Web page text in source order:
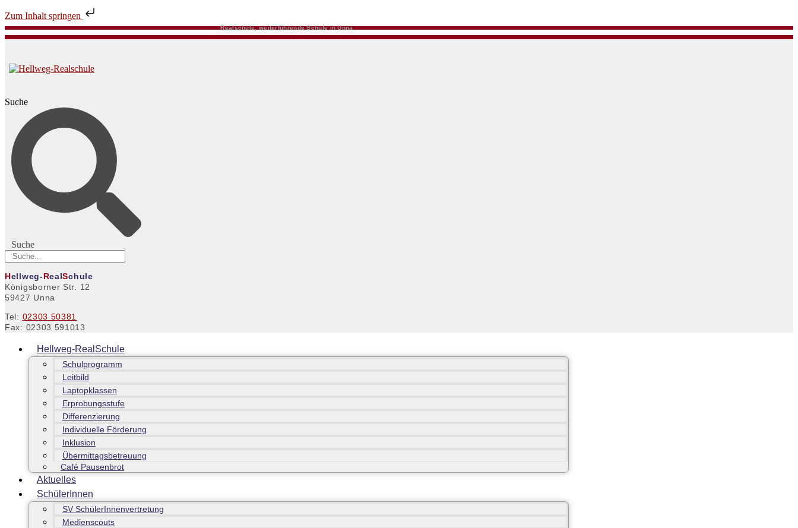
Zum Inhalt springen
Realschule, weiterführende Schule in Unna
Suche
Suche
Hellweg-RealSchule
Königsborner Str. 12
59427 Unna
Tel: 02303 50381
Fax: 02303 591013
Hellweg-RealSchule
Schulprogramm
Leitbild
Laptopklassen
Erprobungsstufe
Differenzierung
Individuelle Förderung
Inklusion
Übermittagsbetreuung
Café Pausenbrot
Aktuelles
SchülerInnen
SV SchülerInnenvertretung
Medienscouts